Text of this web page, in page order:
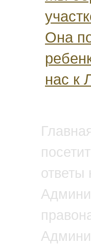
Она
нас к
ответы